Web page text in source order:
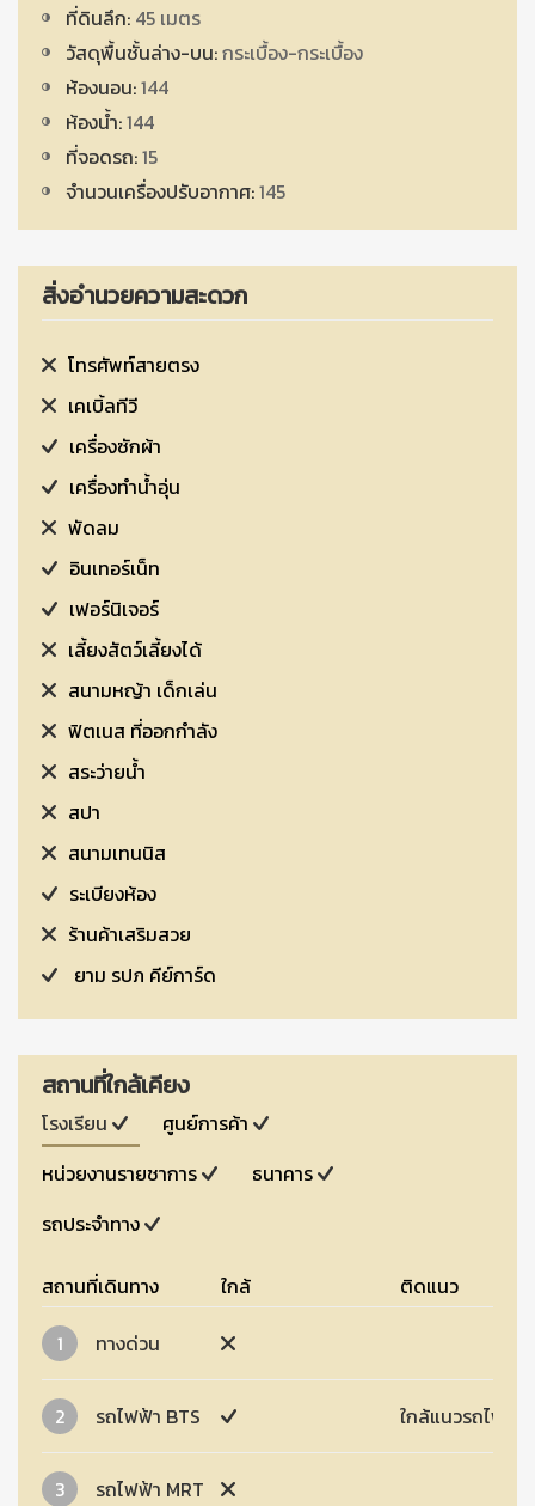
ที่ดินลึก: 45 เมตร
วัสดุพื้นชั้นล่าง-บน:กระเบื้อง-กระเบื้อง
ห้องนอน:144
ห้องน้ำ:144
ที่จอดรถ:15
จำนวนเครื่องปรับอากาศ:145
สิ่งอำนวยความสะดวก
โทรศัพท์สายตรง
เคเบิ้ลทีวี
เครื่องซักผ้า
เครื่องทำน้ำอุ่น
พัดลม
อินเทอร์เน็ท
เฟอร์นิเจอร์
เลี้ยงสัตว์เลี้ยงได้
สนามหญ้า เด็กเล่น
ฟิตเนส ที่ออกกำลัง
สระว่ายน้ำ
สปา
สนามเทนนิส
ระเบียงห้อง
ร้านค้าเสริมสวย
ยาม รปภ คีย์การ์ด
สถานที่ใกล้เคียง
โรงเรียน
ศูนย์การค้า
หน่วยงานรายชาการ
ธนาคาร
รถประจำทาง
สถานที่เดินทาง ใกล้
ติดแนว
1
ทางด่วน
2 รถไฟฟ้า BTS ใกล้แนวรถไฟฟ้า
3 รถไฟฟ้า MRT